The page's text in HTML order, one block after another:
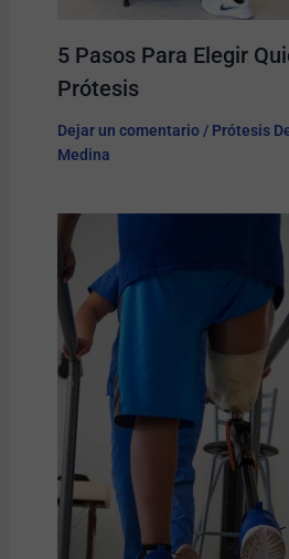
5 Pasos Para Elegir
Prótesis​
Dejar un comentario / Prótesis
Medina